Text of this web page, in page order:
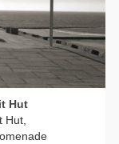
Hut
Hut,